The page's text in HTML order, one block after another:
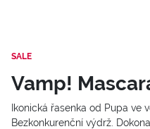
SALE
Vamp!
Ikonická řasenka od Pupa ve
Bezkonkurenční výdrž.